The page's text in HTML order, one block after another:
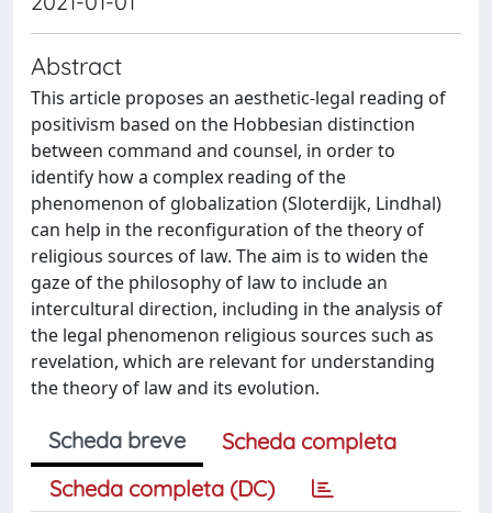
Abstract
This article proposes an aesthetic-legal reading of
positivism based on the Hobbesian distinction
between command and counsel, in order to
identify how a complex reading of the
phenomenon of globalization (Sloterdijk, Lindhal)
can help in the reconfiguration of the theory of
religious sources of law. The aim is to widen the
gaze of the philosophy of law to include an
intercultural direction, including in the analysis of
the legal phenomenon religious sources such as
revelation, which are relevant for understanding
the theory of law and its evolution.
Scheda breve
Scheda completa
Scheda completa (DC)